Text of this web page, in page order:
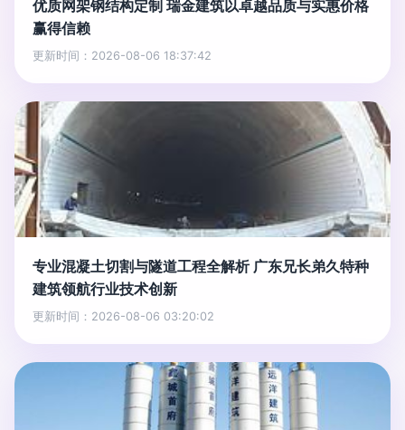
优质网架钢结构定制 瑞金建筑以卓越品质与实惠价格
赢得信赖
更新时间：2026-08-06 18:37:42
专业混凝土切割与隧道工程全解析 广东兄长弟久特种
建筑领航行业技术创新
更新时间：2026-08-06 03:20:02